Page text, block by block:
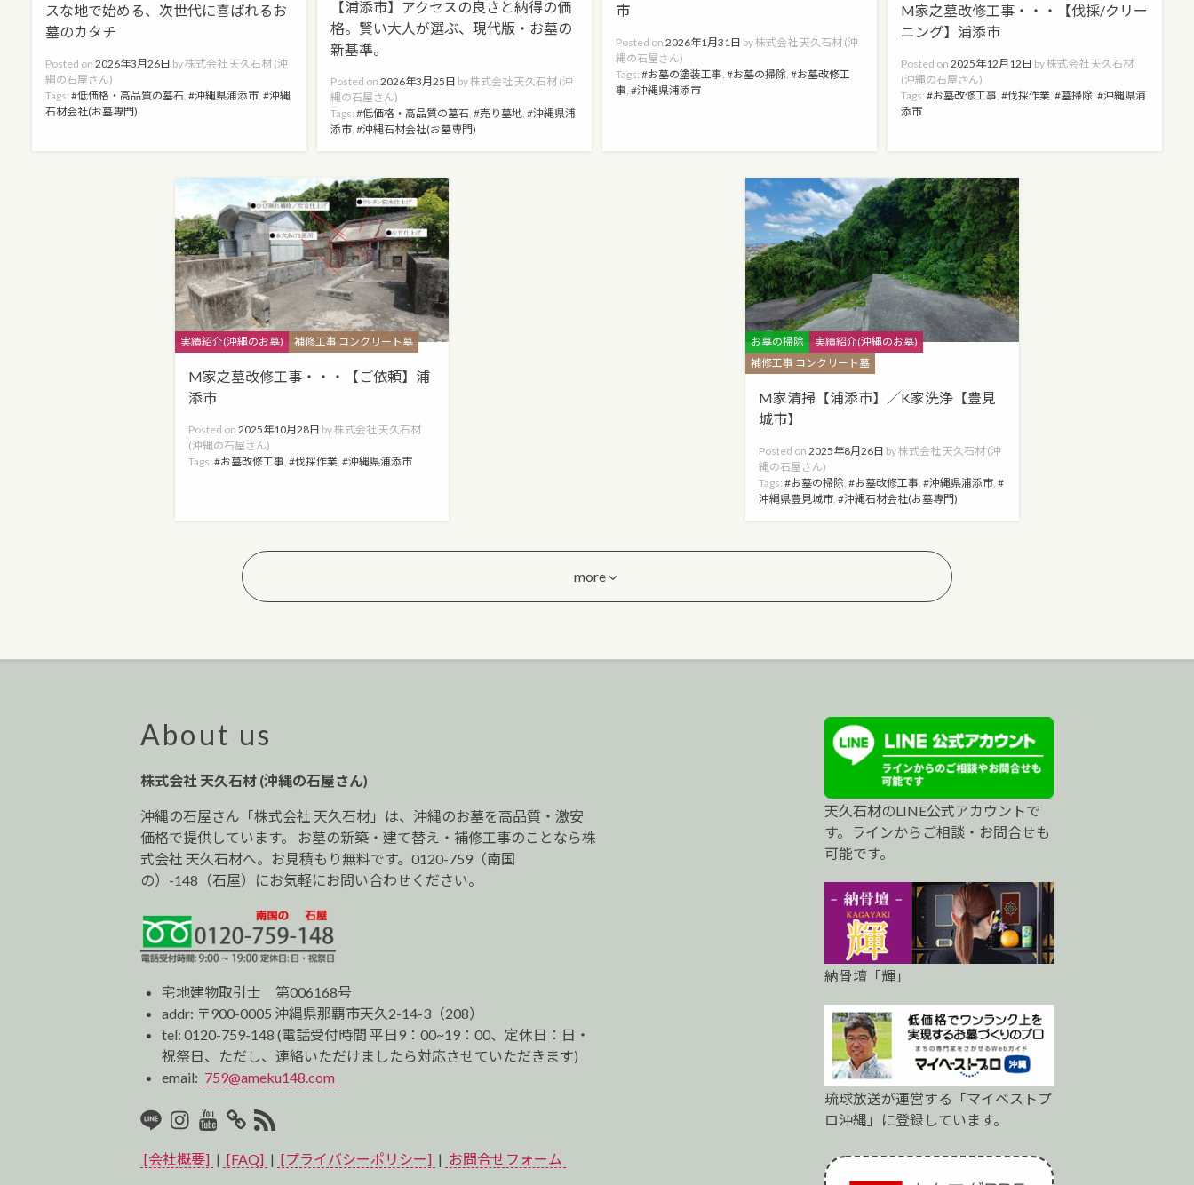
スな地で始める、次世代に喜ばれるお
墓のカタチ
Posted on2026年3月26日 by株式会社 天久石材 (沖
縄の石屋さん)
Tags:
低価格・高品質の墓石 , 沖縄県浦添市 , 沖縄
石材会社(お墓専門)
【浦添市】アクセスの良さと納得の価
格。賢い大人が選ぶ、現代版・お墓の
新基準。
Posted on2026年3月25日 by株式会社 天久石材 (沖
縄の石屋さん)
Tags:
低価格・高品質の墓石 , 売り墓地 , 沖縄県浦
添市 , 沖縄石材会社(お墓専門)
市
Posted on2026年1月31日 by株式会社 天久石材 (沖
縄の石屋さん)
Tags:
お墓の塗装工事 , お墓の掃除 , お墓改修工
事 , 沖縄県浦添市
M家之墓改修工事・・・【伐採/クリー
ニング】浦添市
Posted on2025年12月12日 by株式会社 天久石材
(沖縄の石屋さん)
Tags:
お墓改修工事 , 伐採作業 , 墓掃除 , 沖縄県浦
添市
Categories
実績紹介(沖縄のお墓) 補修工事 コンクリート墓
M家之墓改修工事・・・【ご依頼】浦
添市
Posted on 2025年10月28日 by株式会社 天久石材
(沖縄の石屋さん)
Tags:
お墓改修工事, 伐採作業, 沖縄県浦添市
Categories
お墓の掃除
実績紹介(沖縄のお墓)
補修工事 コンクリート墓
M家清掃【浦添市】／K家洗浄【豊見
城市】
Posted on 2025年8月26日 by株式会社 天久石材 (沖
縄の石屋さん)
Tags:
お墓の掃除, お墓改修工事, 沖縄県浦添市,
沖縄県豊見城市, 沖縄石材会社(お墓専門)
more
About us
株式会社 天久石材 (沖縄の石屋さん)
沖縄の石屋さん「株式会社 天久石材」は、沖縄のお墓を高品質・激安
価格で提供しています。 お墓の新築・建て替え・補修工事のことなら株
式会社 天久石材へ。お見積もり無料です。0120-759（南国
の）-148（石屋）にお気軽にお問い合わせください。
宅地建物取引士 第006168号
addr: 〒900-0005 沖縄県那覇市天久2-14-3（208）
tel:0120-759-148 (電話受付時間 平日9：00~19：00、定休日：日・
祝祭日、ただし、連絡いただけましたら対応させていただきます)
email: 759@ameku148.com
LINEInstagram
Youtube
マ
イ
RSS2
[会社概要] | [FAQ] | [プライバシーポリシー] | お問合せフォーム
天久石材のLINE公式アカウントで
す。ラインからご相談・お問合せも
可能です。
納骨壇「輝」
琉球放送が運営する「マイベストプ
ロ沖縄」に登録しています。